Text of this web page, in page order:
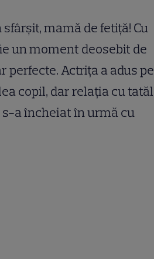
mamă de fetiță! Cu
un moment deosebit de
Actrița a adus pe
copil, dar relația cu tatăl
s-a încheiat în urmă cu